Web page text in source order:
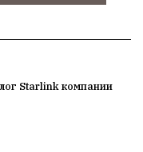
Starlink компании